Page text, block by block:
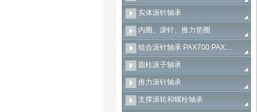
实体滚针轴承
内圈、滚针、推力垫圈
组合滚针轴承 PAX700.PAX…
圆柱滚子轴承
推力滚针轴承
支撑滚轮和螺栓轴承